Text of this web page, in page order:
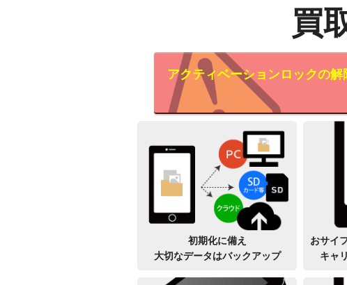
買
アクティベーションロックの
初期化に備え
大切なデータはバックアップ
おサイ
キャ